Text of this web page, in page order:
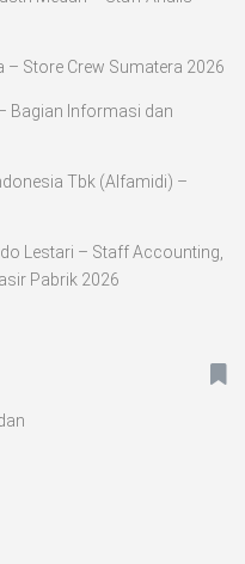
– Store Crew Sumatera 2026
Bagian Informasi dan
Tbk (Alfamidi) –
Lestari – Staff Accounting,
Pabrik 2026